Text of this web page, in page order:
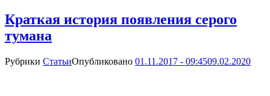
Краткая история появления серого
тумана
Рубрики СтатьиОпубликовано 01.11.2017 - 09:4509.02.2020